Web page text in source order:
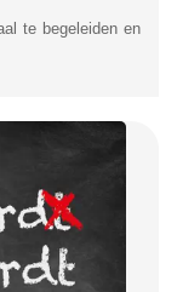
te begeleiden en